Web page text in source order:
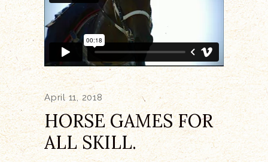
April 11, 2018
HORSE GAMES FOR
ALL SKILL.